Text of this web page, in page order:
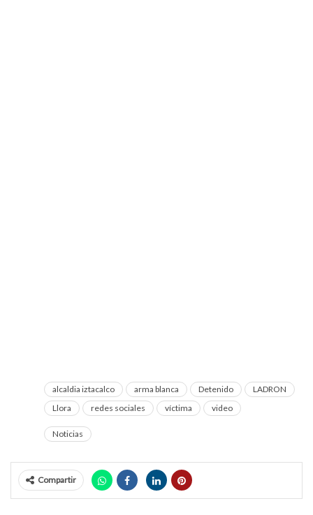
alcaldia iztacalco arma blanca Detenido
LADRON
Llora
redes sociales víctima video
Noticias
Compartir